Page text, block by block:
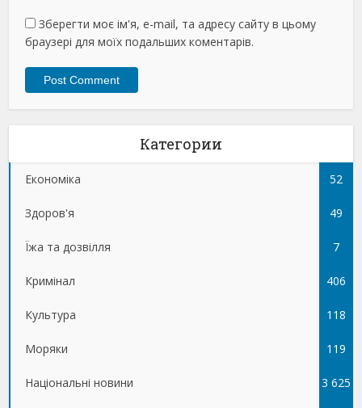
Зберегти моє ім'я, e-mail, та адресу сайту в цьому
браузері для моїх подальших коментарів.
Категории
Економіка 52
Здоров'я 49
Їжа та дозвілля 7
Кримінал 406
Культура 118
Моряки 119
Національні новини 3 625